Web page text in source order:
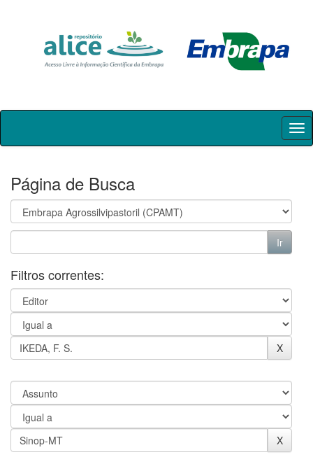
Skip
Página de Busca
Filtros correntes: